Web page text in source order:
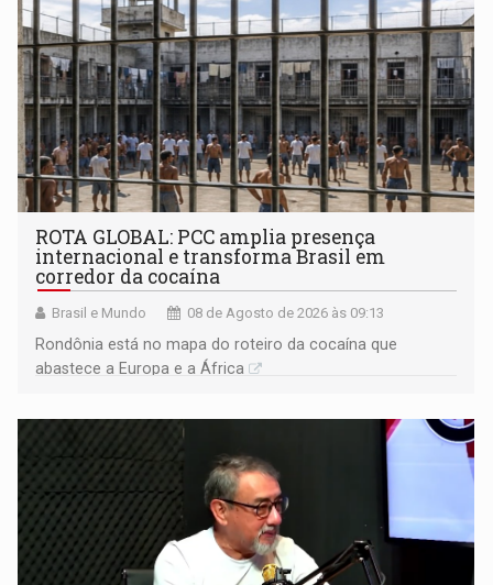
ROTA GLOBAL: PCC amplia presença
internacional e transforma Brasil em
corredor da cocaína
Brasil e Mundo 08 de Agosto de 2026 às 09:13
Rondônia está no mapa do roteiro da cocaína que
abastece a Europa e a África